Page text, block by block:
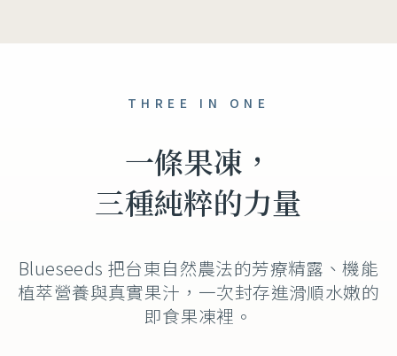
THREE IN ONE
一條果凍，
三種純粹的力量
Blueseeds 把台東自然農法的芳療精露、機能
植萃營養與真實果汁，一次封存進滑順水嫩的
即食果凍裡。